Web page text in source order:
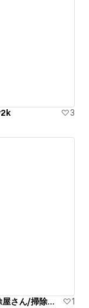
3
北九州市若松区/ハウスクリーニング/お掃除屋さん/掃除代行業者 1